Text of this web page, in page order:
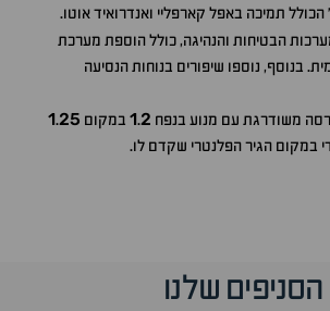
הכולל תמיכה באפל קארפליי ואנדרואיד אוטו.
הבטיחות והנהיגה, כולל הוספת מערכת
בנוסף, נוספו שיפורים בנוחות הנסיעה
משודרגת עם מנוע בנפח 1.2 במקום 1.25
במקום הגיר הפלנטרי שקדם לו.
הסניפים שלנו